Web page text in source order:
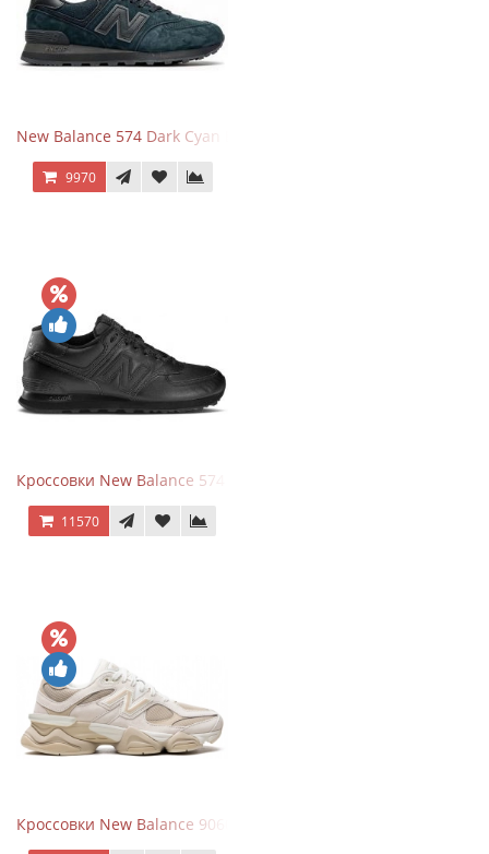
New Balance 574 Dark Cyan Black Suede
9970
Кроссовки New Balance 574 Triple Black Leather
11570
Кроссовки New Balance 9060 Beige White